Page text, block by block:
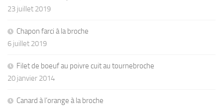
23 juillet 2019
Chapon farci à la broche
6 juillet 2019
Filet de boeuf au poivre cuit au tournebroche
20 janvier 2014
Canard à l’orange à la broche